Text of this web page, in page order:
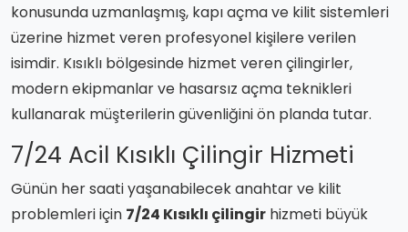
konusunda uzmanlaşmış, kapı açma ve kilit sistemleri
üzerine hizmet veren profesyonel kişilere verilen
isimdir. Kısıklı bölgesinde hizmet veren çilingirler,
modern ekipmanlar ve hasarsız açma teknikleri
kullanarak müşterilerin güvenliğini ön planda tutar.
7/24 Acil Kısıklı Çilingir Hizmeti
Günün her saati yaşanabilecek anahtar ve kilit
problemleri için 7/24 Kısıklı çilingir hizmeti büyük